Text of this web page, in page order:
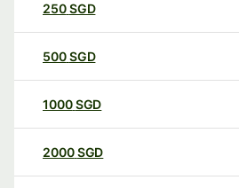
250SGD
500SGD
1000SGD
2000SGD